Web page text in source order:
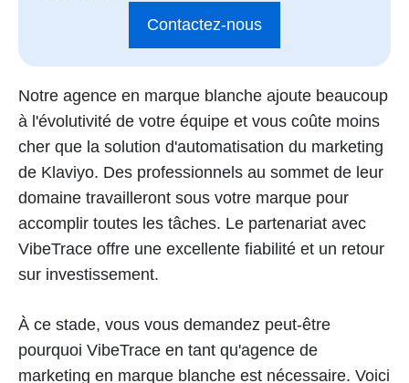
Contactez-nous
Notre agence en marque blanche ajoute beaucoup
à l'évolutivité de votre équipe et vous coûte moins
cher que la solution d'automatisation du marketing
de Klaviyo. Des professionnels au sommet de leur
domaine travailleront sous votre marque pour
accomplir toutes les tâches. Le partenariat avec
VibeTrace offre une excellente fiabilité et un retour
sur investissement.
À ce stade, vous vous demandez peut-être
pourquoi VibeTrace en tant qu'agence de
marketing en marque blanche est nécessaire. Voici